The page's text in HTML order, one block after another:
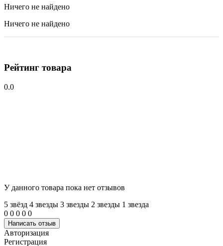
Ничего не найдено
Ничего не найдено
Рейтинг товара
0.0
У данного товара пока нет отзывов
5 звёзд 4 звeзды 3 звeзды 2 звeзды 1 звeзда
0 0 0 0 0
Написать отзыв
Авторизация
Регистрация